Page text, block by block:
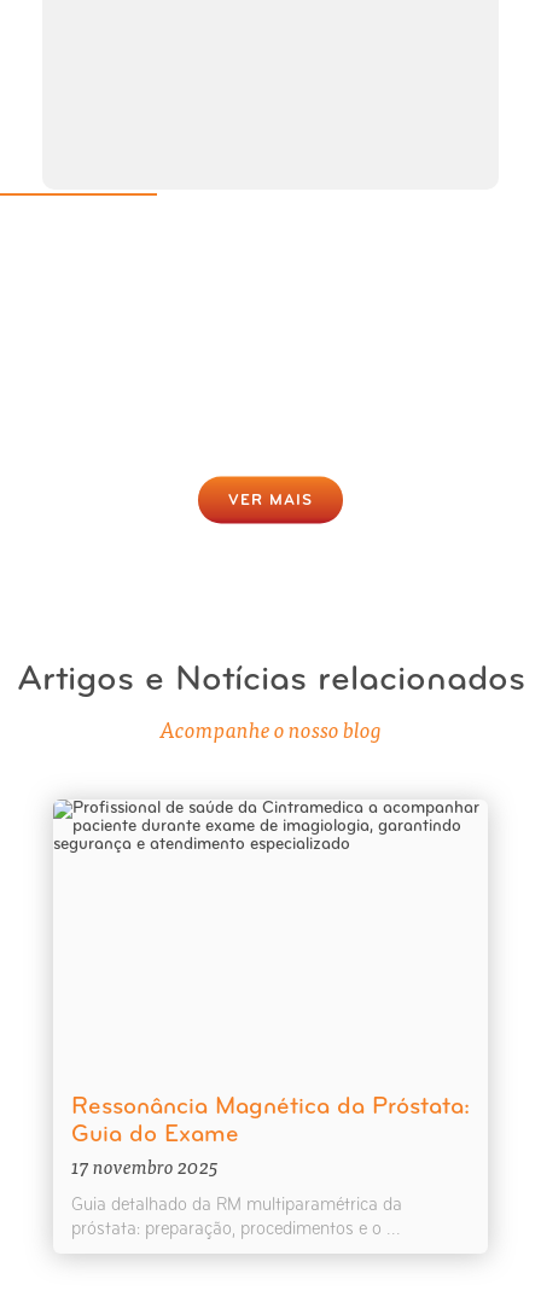
VER MAIS
Artigos e Notícias relacionados
Acompanhe o nosso blog
Ressonância Magnética da Próstata:
Guia do Exame
17 novembro 2025
Guia detalhado da RM multiparamétrica da
próstata: preparação, procedimentos e o ...